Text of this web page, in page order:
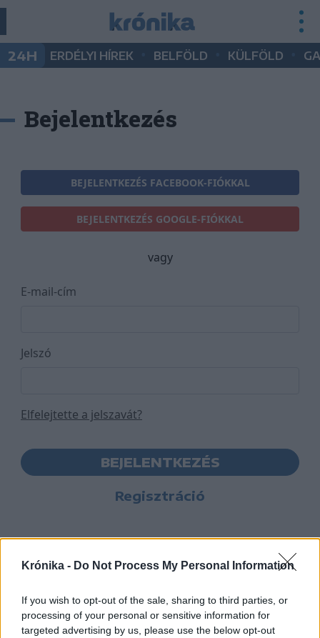
Krónika - Do Not Process My Personal Information
If you wish to opt-out of the sale, sharing to third parties, or
processing of your personal or sensitive information for
targeted advertising by us, please use the below opt-out
24H ERDÉLYI HÍREK BELFÖLD KÜLFÖLD
Bejelentkezés
BEJELENTKEZÉS FACEBOOK-FIÓKKAL
BEJELENTKEZÉS GOOGLE-FIÓKKAL
vagy
E-mail-cím
Jelszó
Elfelejtette a jelszavát?
BEJELENTKEZÉS
Regisztráció